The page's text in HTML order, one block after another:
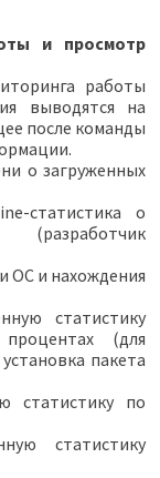
и просмотр
работы
выводятся на
после команды
о загруженных
статистика о
ОС и нахождения
статистику
(для
пакета
статистику по
статистику